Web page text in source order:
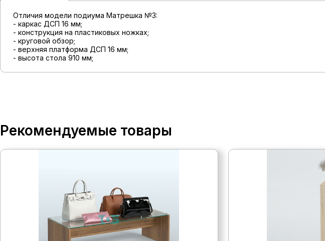
Отличия модели подиума Матрешка №3:
- каркас ДСП 16 мм;
- конструкция на пластиковых ножках;
- круговой обзор;
- верхняя платформа ДСП 16 мм;
- высота стола 910 мм;
Рекомендуемые товары